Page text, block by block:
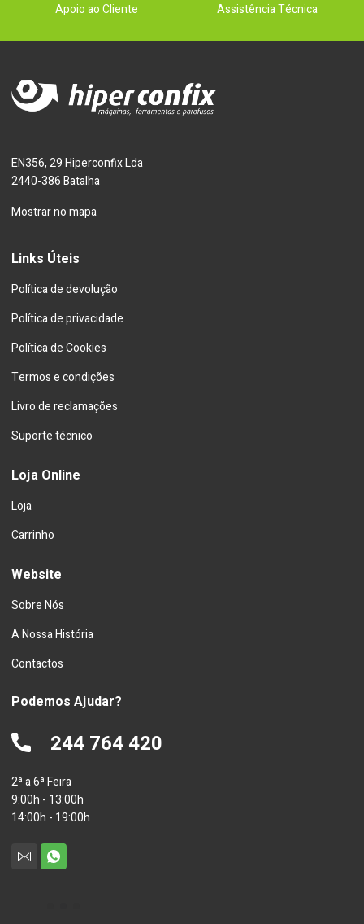
Apoio ao Cliente Assistência Técnica
EN356, 29 Hiperconfix Lda
2440-386 Batalha
Mostrar no mapa
Links Úteis
Política de devolução
Política de privacidade
Política de Cookies
Termos e condições
Livro de reclamações
Suporte técnico
Loja Online
Loja
Carrinho
Website
Sobre Nós
A Nossa História
Contactos
Podemos Ajudar?
244 764 420
2ª a 6ª Feira
9:00h - 13:00h
14:00h - 19:00h